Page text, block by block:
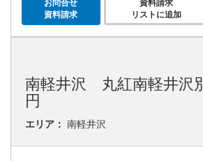
お問合せ
資料請求
資料請求
リストに追加
南軽井沢 丸紅南軽井沢
円
エリア： 南軽井沢